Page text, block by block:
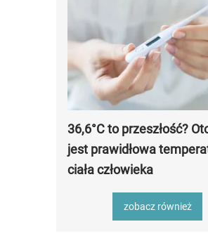
36,6°C to przeszłość?
jest prawidłowa
ciała człowieka
zobacz również